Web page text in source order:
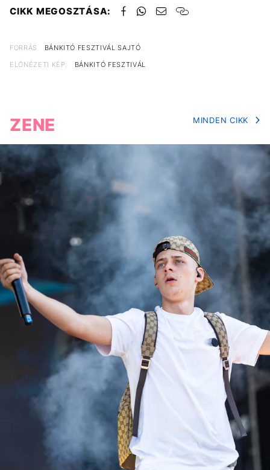
CIKK MEGOSZTÁSA:
FORRÁS
BÁNKITÓ FESZTIVÁL SAJTÓ
ELŐNÉZETI KÉP:
BÁNKITÓ FESZTIVÁL
ZENE MINDEN CIKK